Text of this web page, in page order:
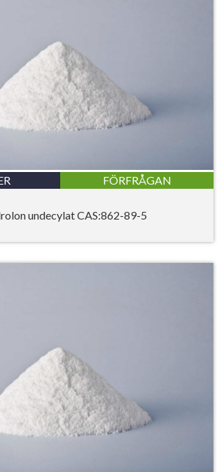
FÖRFRÅGAN
undecylat CAS:862-89-5